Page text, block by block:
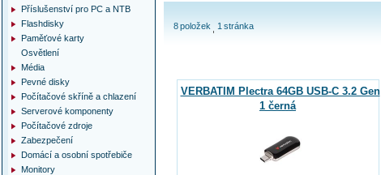
8položek 1 stránka
VERBATIM Plectra 64GB USB-C 3.2 Gen
1 černá
Příslušenství pro PC a NTB
Flashdisky
Paměťové karty
Osvětlení
Média
Pevné disky
Počítačové skříně a chlazení
Serverové komponenty
Počítačové zdroje
Zabezpečení
Domácí a osobní spotřebiče
Monitory